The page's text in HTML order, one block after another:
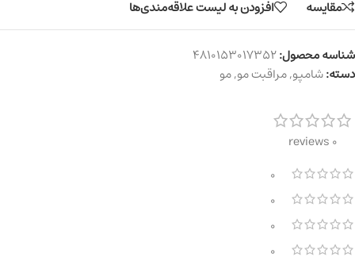
مقایسه افزودن به لیست علاقه‌مندی‌ها
شناسه محصول:4810153017352
دسته:شامپو,مراقبت مو,مو
0 reviews
0
0
0
0